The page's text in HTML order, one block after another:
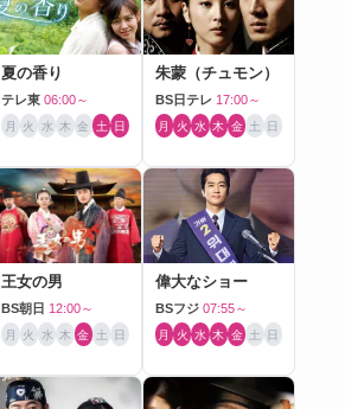
夏の香り
テレ東 06:00～
月 火 水 木 金 土 日
朱蒙（チュモン）
BS日テレ 17:00～
月 火 水 木 金 土 日
王女の男
BS朝日 12:00～
月 火 水 木 金 土 日
偉大なショー
BSフジ 07:55～
月 火 水 木 金 土 日